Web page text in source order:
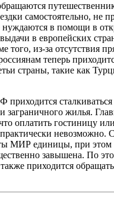
самостоятельно, не
в помощи в
в европейских
того, из-за отсутствия
теперь
страны, такие как
приходится
заграничного жилья.
оплатить гостиницу
невозможно.
МИР единицы, при этом
завышена. По
приходится